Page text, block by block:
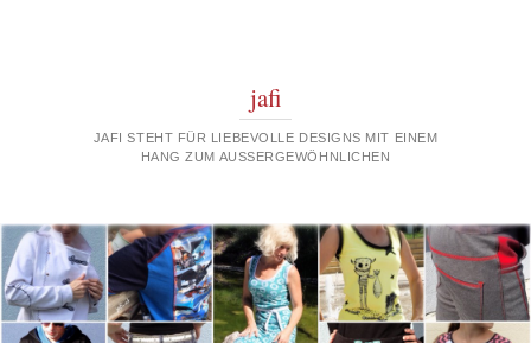
jafi
JAFI STEHT FÜR LIEBEVOLLE DESIGNS MIT EINEM
HANG ZUM AUSSERGEWÖHNLICHEN